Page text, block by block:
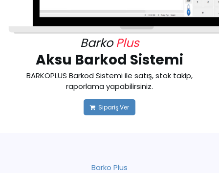
BarkoPlus
Aksu Barkod Sistemi
BARKOPLUS Barkod Sistemi ile satış, stok takip,
raporlama yapabilirsiniz.
Sipariş Ver
Barko Plus